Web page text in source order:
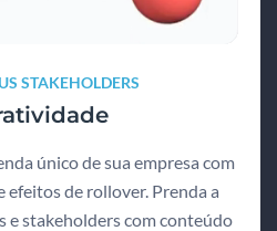
STAKEHOLDERS
único de sua empresa com
de rollover. Prenda a
e stakeholders com conteúdo